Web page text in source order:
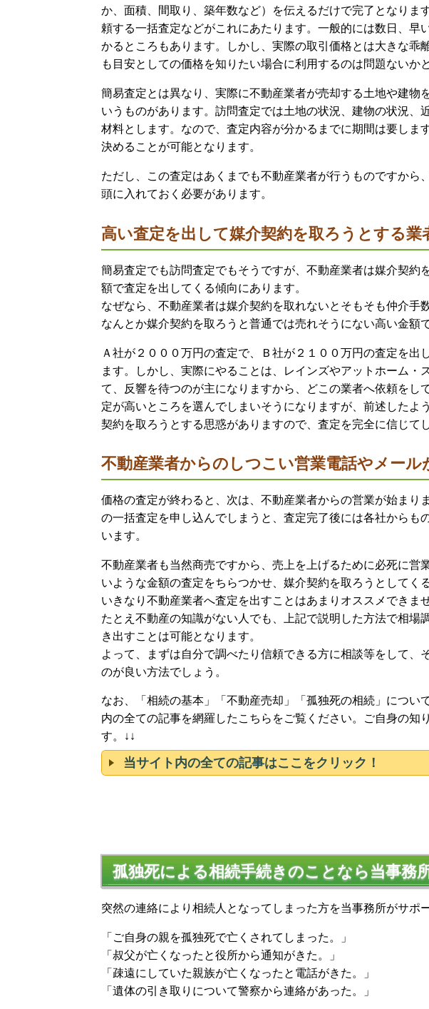
か、面積、間取り、築年数など）を伝えるだけで完了となりま
頼する一括査定などがこれにあたります。一般的には数日、早
かるところもあります。しかし、実際の取引価格とは大きな乖
も目安としての価格を知りたい場合に利用するのは問題ないか
簡易査定とは異なり、実際に不動産業者が売却する土地や建物
いうものがあります。訪問査定では土地の状況、建物の状況、
材料とします。なので、査定内容が分かるまでに期間は要しま
決めることが可能となります。
ただし、この査定はあくまでも不動産業者が行うものですから
頭に入れておく必要があります。
高い査定を出して媒介契約を取ろうとする業
簡易査定でも訪問査定でもそうですが、不動産業者は媒介契約
額で査定を出してくる傾向にあります。
なぜなら、不動産業者は媒介契約を取れないとそもそも仲介手
なんとか媒介契約を取ろうと普通では売れそうにない高い金額
Ａ社が２０００万円の査定で、Ｂ社が２１００万円の査定を出
ます。しかし、実際にやることは、レインズやアットホーム・
て、反響を待つのが主になりますから、どこの業者へ依頼をし
定が高いところを選んでしまいそうになりますが、前述したよ
契約を取ろうとする思惑がありますので、査定を完全に信じて
不動産業者からのしつこい営業電話やメール
価格の査定が終わると、次は、不動産業者からの営業が始まり
の一括査定を申し込んでしまうと、査定完了後には各社からも
います。
不動産業者も当然商売ですから、売上を上げるために必死に営
いような金額の査定をちらつかせ、媒介契約を取ろうとしてく
いきなり不動産業者へ査定を出すことはあまりオススメできませ
たとえ不動産の知識がない人でも、上記で説明した方法で相場
き出すことは可能となります。
よって、まずは自分で調べたり信頼できる方に相談等をして、
のが良い方法でしょう。
なお、「相続の基本」「不動産売却」「孤独死の相続」につい
内の全ての記事を網羅したこちらをご覧ください。ご自身の知
す。↓↓
当サイト内の全ての記事はここをクリック！
孤独死による相続手続きのことなら当事務
突然の連絡により相続人となってしまった方を当事務所がサポ
「ご自身の親を孤独死で亡くされてしまった。」
「叔父が亡くなったと役所から通知がきた。」
「疎遠にしていた親族が亡くなったと電話がきた。」
「遺体の引き取りについて警察から連絡があった。」